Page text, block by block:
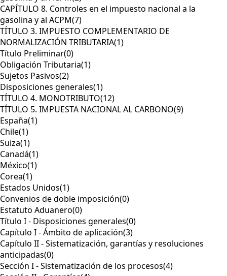
CAPÍTULO 8. Controles en el impuesto nacional a la
gasolina y al ACPM(7)
TÍTULO 3. IMPUESTO COMPLEMENTARIO DE
NORMALIZACIÓN TRIBUTARIA(1)
Título Preliminar(0)
Obligación Tributaria(1)
Sujetos Pasivos(2)
Disposiciones generales(1)
TÍTULO 4. MONOTRIBUTO(12)
TÍTULO 5. IMPUESTA NACIONAL AL CARBONO(9)
España(1)
Chile(1)
Suiza(1)
Canadá(1)
México(1)
Corea(1)
Estados Unidos(1)
Convenios de doble imposición(0)
Estatuto Aduanero(0)
Título I - Disposiciones generales(0)
Capítulo I - Ámbito de aplicación(3)
Capítulo II - Sistematización, garantías y resoluciones
anticipadas(0)
Sección I - Sistematización de los procesos(4)